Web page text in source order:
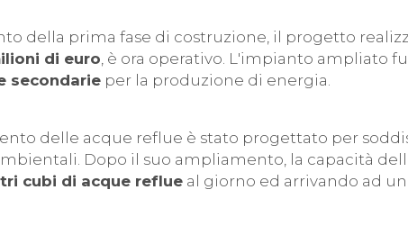
della prima fase di costruzione, il progetto
di euro, è ora operativo. L'impianto ampliato
secondarieper la produzione di energia.
delle acque reflue è stato progettato per
Dopo il suo ampliamento, la capacità
cubi di acque reflueal giorno ed arrivando ad